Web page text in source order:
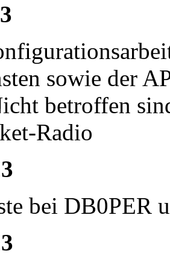
sowie der
betroffen
Radio
bei DB0PER